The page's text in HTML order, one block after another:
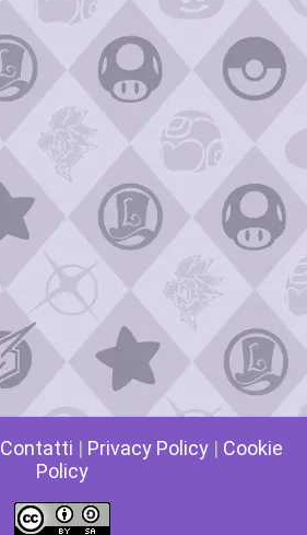
Contatti | Privacy Policy | Cookie
Policy